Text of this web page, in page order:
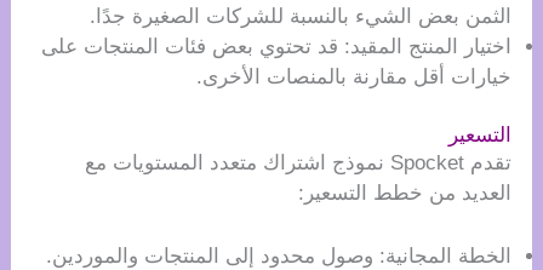
الثمن بعض الشيء بالنسبة للشركات الصغيرة جدًا.
اختيار المنتج المقيد: قد تحتوي بعض فئات المنتجات على
خيارات أقل مقارنة بالمنصات الأخرى.
التسعير
تقدم Spocket نموذج اشتراك متعدد المستويات مع
العديد من خطط التسعير:
الخطة المجانية: وصول محدود إلى المنتجات والموردين.